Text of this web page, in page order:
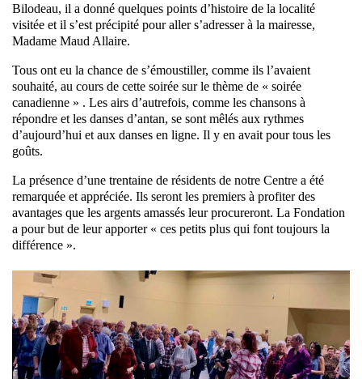
Bilodeau, il a donné quelques points d’histoire de la localité
visitée et il s’est précipité pour aller s’adresser à la mairesse,
Madame Maud Allaire.
Tous ont eu la chance de s’émoustiller, comme ils l’avaient
souhaité, au cours de cette soirée sur le thème de « soirée
canadienne » . Les airs d’autrefois, comme les chansons à
répondre et les danses d’antan, se sont mêlés aux rythmes
d’aujourd’hui et aux danses en ligne. Il y en avait pour tous les
goûts.
La présence d’une trentaine de résidents de notre Centre a été
remarquée et appréciée. Ils seront les premiers à profiter des
avantages que les argents amassés leur procureront. La Fondation
a pour but de leur apporter « ces petits plus qui font toujours la
différence ».